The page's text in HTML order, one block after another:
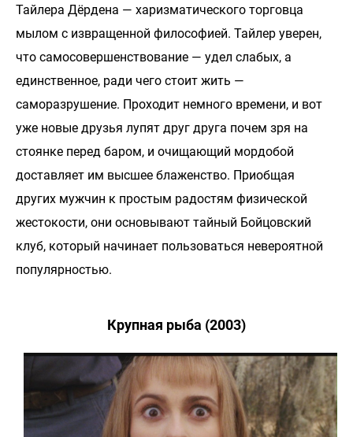
Тайлера Дёрдена — харизматического торговца
мылом с извращенной философией. Тайлер уверен,
что самосовершенствование — удел слабых, а
единственное, ради чего стоит жить —
саморазрушение. Проходит немного времени, и вот
уже новые друзья лупят друг друга почем зря на
стоянке перед баром, и очищающий мордобой
доставляет им высшее блаженство. Приобщая
других мужчин к простым радостям физической
жестокости, они основывают тайный Бойцовский
клуб, который начинает пользоваться невероятной
популярностью.
Крупная рыба (2003)